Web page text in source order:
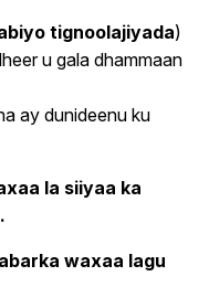
tignoolajiyada)
u gala dhammaan
ay dunideenu ku
la siiyaa ka
waxaa lagu